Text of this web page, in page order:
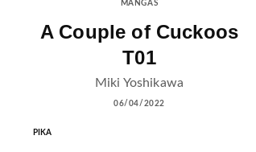
MANGAS
A Couple of Cuckoos
T01
Miki Yoshikawa
06/04/2022
PIKA